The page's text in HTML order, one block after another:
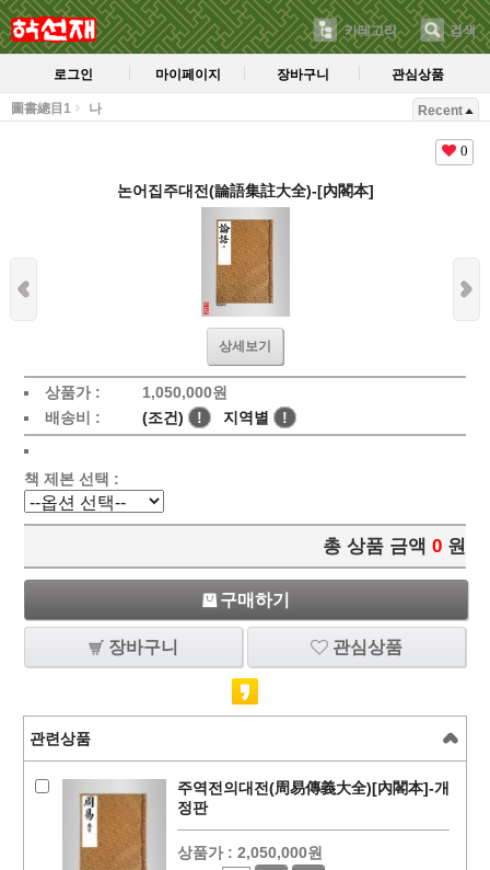
카테고리 검색
로그인 마이페이지 장바구니 관심상품
圖書總目1 나 Recent
0
논어집주대전(論語集註大全)-[內閣本]
상세보기
상품가 : 1,050,000원
배송비 :
(조건) ! 지역별 !
책 제본 선택 :
총 상품 금액 0 원
구매하기
장바구니 관심상품
관련상품
주역전의대전(周易傳義大全)[內閣本]-개
정판
상품가 : 2,050,000원